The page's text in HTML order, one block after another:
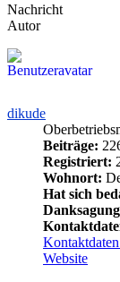
Nachricht
Autor
dikude
Beiträge:
Registriert:
Wohnort:
Hat sich
Website